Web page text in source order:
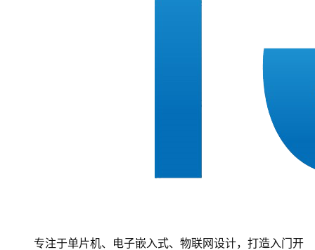
专注于单片机、电子嵌入式、物联网设计，打造入门开